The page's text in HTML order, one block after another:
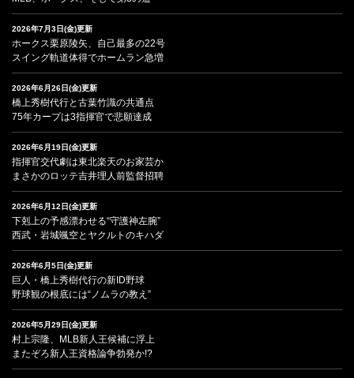
2026年7月3日(金)更新
ホークス栗原陵矢、自己最多の22号
スイング軌道体得でホームラン急増
2026年6月26日(金)更新
橋上秀樹代行と古葉竹識の共通点
75年カープは3指揮官で悲願達成
2026年6月19日(金)更新
指揮官交代劇は東北楽天のお家芸か
まさかのロッテ吉井理人前監督招聘
2026年6月12日(金)更新
下剋上の予感漂わせる“守護神左腕”
西武・岩城颯空とヤクルトのキハダ
2026年6月5日(金)更新
巨人・橋上秀樹代行の新ID野球
野球観の根底には“ノムラの教え”
2026年5月29日(金)更新
村上宗隆、MLB新人王候補に浮上
またぞろ新人王資格論争勃発か!?